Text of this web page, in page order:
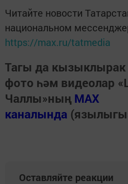
Читайте новости
национальном
https://max.ru/tatmedia
Тагы да кызыклырак
фото һәм видеолар
Чаллы»ның MAX
каналында
Оставляйте реакции